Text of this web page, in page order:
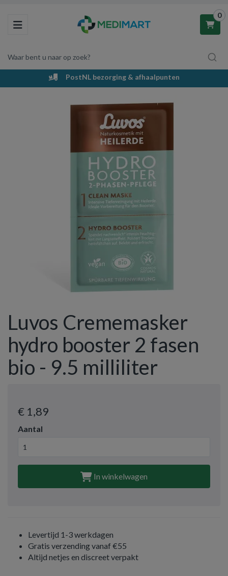
Toggle navigation
Waar bent u naar op zoek?
0
Winkelwagen
Uw winkelwagen is leeg.
Vul hem met producten.
PostNL bezorging & afhaalpunten
Luvos Crememasker
hydro booster 2 fasen
bio - 9.5 milliliter
€ 1,89
Aantal
In winkelwagen
Levertijd 1-3 werkdagen
Gratis verzending vanaf €55
Altijd netjes en discreet verpakt